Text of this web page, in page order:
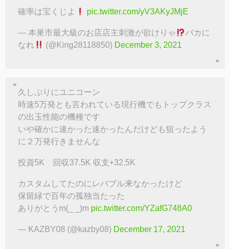
確率は宝くじよ pic.twitter.com/yV3AKyJMjE
— 本巣市最大級のお店店主刺激が欲けりゃ
バカに
なれ
(@King28118850) December 3, 2021
久しぶりにユニコーン
時速5万発とも言われている現行機でもトップクラス
の出玉性能の機種です
いや確かに速かった速かったんだけども狙ったよう
に２万発行きませんな
投資5K 回収37.5K 収支+32.5K
カスタムしてたのにレバブル来なかったけど
保留緑で百年の孤独当たった
ありがとうm(_ _)m pic.twitter.com/YZafG748A0
— KAZBY08 (@kazby08) December 17, 2021